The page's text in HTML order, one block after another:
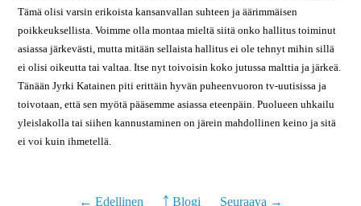
Tämä olisi varsin erikoista kansanvallan suhteen ja äärimmäisen
poikkeuksellista. Voimme olla montaa mieltä siitä onko hallitus toiminut
asiassa järkevästi, mutta mitään sellaista hallitus ei ole tehnyt mihin sillä
ei olisi oikeutta tai valtaa. Itse nyt toivoisin koko jutussa malttia ja järkeä.
Tänään Jyrki Katainen piti erittäin hyvän puheenvuoron tv-uutisissa ja
toivotaan, että sen myötä pääsemme asiassa eteenpäin. Puolueen uhkailu
yleislakolla tai siihen kannustaminen on järein mahdollinen keino ja sitä
ei voi kuin ihmetellä.
← Edellinen ￪ Blogi Seuraava →